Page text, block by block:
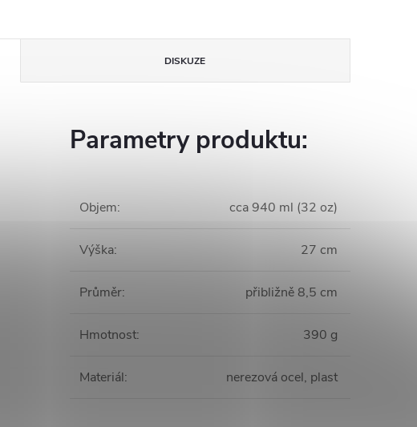
DISKUZE
Parametry produktu:
Objem: cca 940 ml (32 oz)
Výška: 27 cm
Průměr: přibližně 8,5 cm
Hmotnost: 390 g
Materiál: nerezová ocel, plast